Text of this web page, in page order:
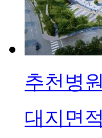
추천병원
대지면적